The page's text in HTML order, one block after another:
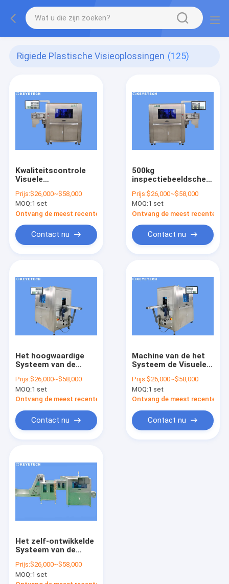
Rigiede Plastische Visieoplossingen (125)
Kwaliteitscontrole
Visuele
met CCD-
industriecamera
Prijs:$26,000~$58,000
MOQ:1 set
Ontvang de meest recente Prijs
Contact nu
500kg
inspectiebeeldscherm
Camera voor
Industrieel Gebruik
Prijs:$26,000~$58,000
MOQ:1 set
Ontvang de meest recente
Contact nu
Het hoogwaardige
Systeem van de
Inspectie met HD-het
Vertoningsscherm
Prijs:$26,000~$58,000
MOQ:1 set
Ontvang de meest recente Prijs
Contact nu
Machine van de het
Systeem de Visuele
tekortopsporing
door AI Algoritme
wordt aangedreven
Prijs:$26,000~$58,000
MOQ:1 set
Ontvang de meest recente
Contact nu
Het zelf-ontwikkelde
Systeem van de
Inspectie met Ai
Algoritme
Prijs:$26,000~$58,000
MOQ:1 set